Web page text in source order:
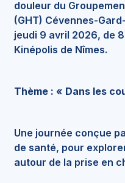
douleur du
(GHT) Cévennes-
jeudi 9 avril 2026, de
Kinépolis de Nîmes.
Thème : « Dans les
Une journée conçue
de santé, pour
autour de la prise en